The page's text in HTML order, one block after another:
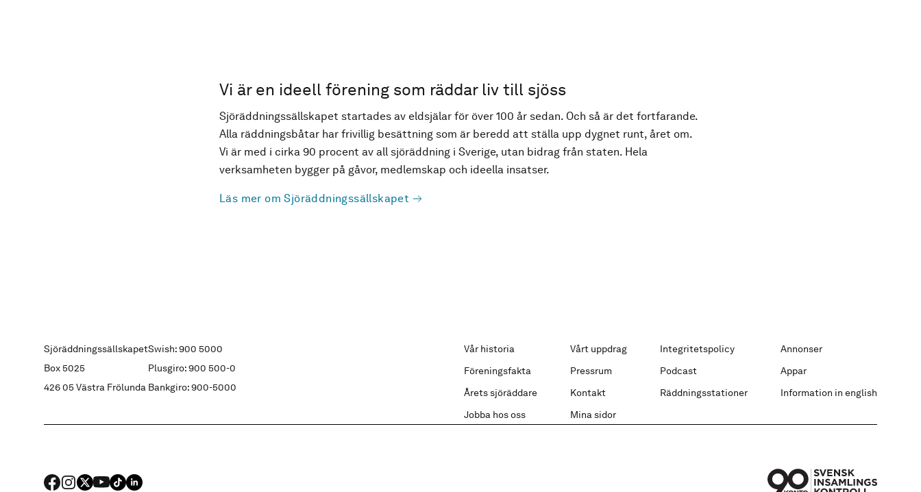
Vi är en ideell förening som räddar liv till sjöss
Sjöräddningssällskapet startades av eldsjälar för över 100 år sedan. Och så är det fortfarande.
Alla räddningsbåtar har frivillig besättning som är beredd att ställa upp dygnet runt, året om.
Vi är med i cirka 90 procent av all sjöräddning i Sverige, utan bidrag från staten. Hela
verksamheten bygger på gåvor, medlemskap och ideella insatser.
Läs mer om Sjöräddningssällskapet
Sjöräddningssällskapet
Box 5025
426 05 Västra Frölunda
Swish: 900 5000
Plusgiro: 900 500-0
Bankgiro: 900-5000
Vår historia Vårt uppdrag Integritetspolicy
Annonser
Föreningsfakta
Pressrum Podcast
Appar
Årets sjöräddare
Kontakt Räddningsstationer
Information in english
Jobba hos oss
Mina sidor
FACEBOOK
Instagram
X YouTube
TIKTOKLINKED IN